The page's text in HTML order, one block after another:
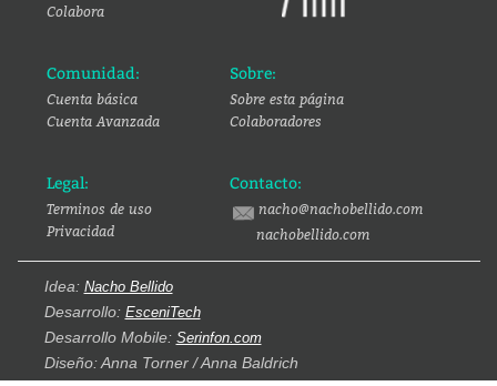
Colabora
Comunidad:
Cuenta básica
Cuenta Avanzada
Sobre:
Sobre esta página
Colaboradores
Legal:
Terminos de uso
Privacidad
Contacto:
nacho@nachobellido.com
nachobellido.com
Idea: Nacho Bellido
Desarrollo: EsceniTech
Desarrollo Mobile: Serinfon.com
Diseño: Anna Torner / Anna Baldrich